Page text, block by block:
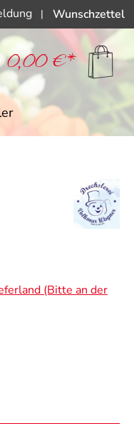
| Wunschzettel
0,00 €*
(Bitte an der